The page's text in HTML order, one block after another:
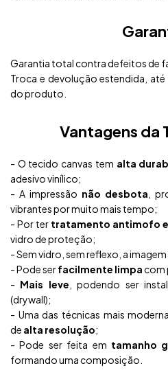
Garantia total contra defeitos de
Troca e devolução estendida,
do produto.
Vantagens da
- O tecido canvas tem alta
adesivo vinílico;
- A impressão não desbota ,
vibrantes por muito mais tempo;
- Por ter tratamento antimofo
vidro de proteção;
- Sem vidro, sem reflexo, a imagem
- Pode serfacilmente limpacom
- Mais leve , podendo ser
(drywall);
- Uma das técnicas mais
de alta resolução;
- Pode ser feita em tamanho
formando uma composição.